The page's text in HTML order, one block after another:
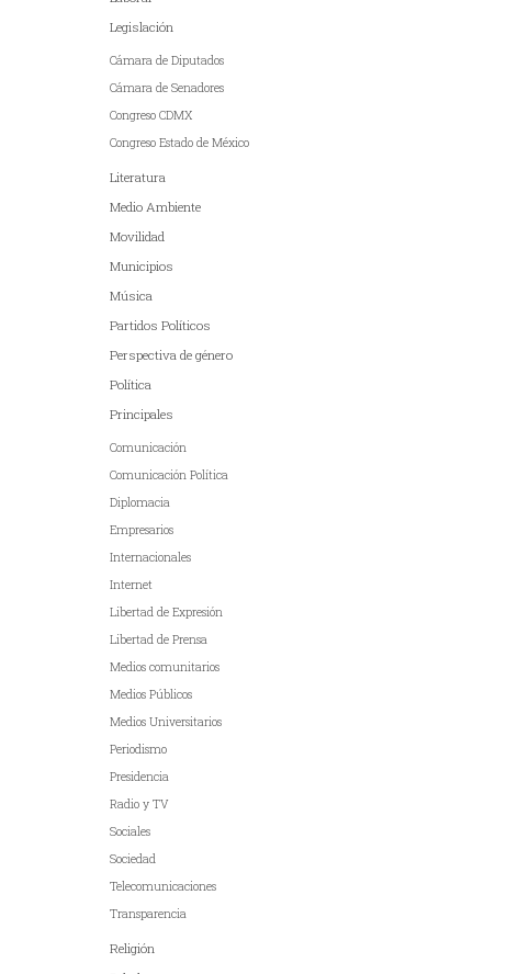
Legislación
Cámara de Diputados
Cámara de Senadores
Congreso CDMX
Congreso Estado de México
Literatura
Medio Ambiente
Movilidad
Municipios
Música
Partidos Políticos
Perspectiva de género
Política
Principales
Comunicación
Comunicación Política
Diplomacia
Empresarios
Internacionales
Internet
Libertad de Expresión
Libertad de Prensa
Medios comunitarios
Medios Públicos
Medios Universitarios
Periodismo
Presidencia
Radio y TV
Sociales
Sociedad
Telecomunicaciones
Transparencia
Religión